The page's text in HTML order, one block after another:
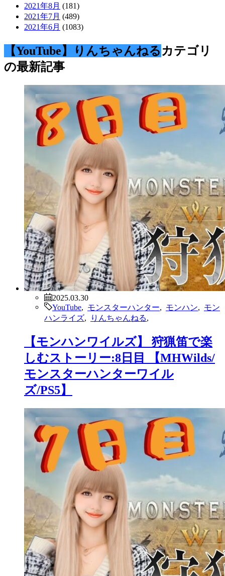
2021年8月 (181)
2021年7月 (489)
2021年6月 (1083)
【YouTube】りんちゃんねる カテゴリ
の最新記事
2025.03.30
YouTube
モンスターハンター モンハン
モン
ハンライズ
りんちゃんねる
【モンハンワイルズ】 狩猟笛で楽
しむストーリー:8日目 【MHWilds/
モンスターハンターワイル
ズ/PS5】